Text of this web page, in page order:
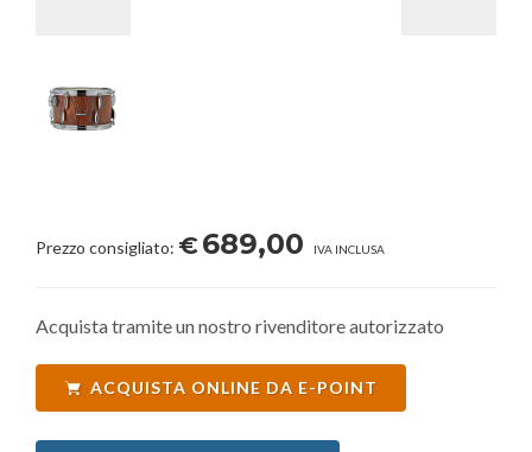
Prezzo consigliato: €689,00 IVA INCLUSA
Acquista tramite un nostro rivenditore autorizzato
ACQUISTA ONLINE DA E-POINT